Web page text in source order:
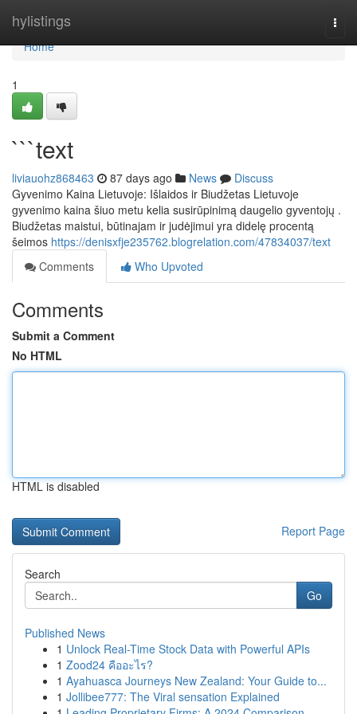
hylistings
Home
Home
1
```text
liviauohz868463 87 days ago News
Discuss
Gyvenimo Kaina Lietuvoje: Išlaidos ir Biudžetas Lietuvoje
gyvenimo kaina šiuo metu kelia susirūpinimą daugelio gyventojų .
Biudžetas maistui, būtinajam ir judėjimui yra didelę procentą
šeimos https://denisxfje235762.blogrelation.com/47834037/text
Comments
Who Upvoted
Comments
Submit a Comment
No HTML
HTML is disabled
Report Page
Search
Go
Published News
1 Unlock Real-Time Stock Data with Powerful APIs
1 Zood24 คืออะไร?
1 Ayahuasca Journeys New Zealand: Your Guide to...
1 Jollibee777: The Viral sensation Explained